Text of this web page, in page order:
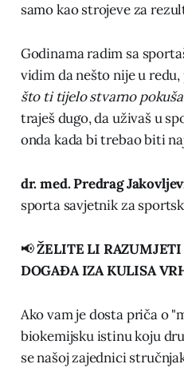
samo kao strojeve za
Godinama radim sa
vidim da nešto nije u
što ti tijelo stvarno
traješ dugo, da uživaš u
onda kada bi trebao biti
dr. med. Predrag
sporta savjetnik za
📢ŽELITE LI RAZUMJETI
DOGAĐA IZA KULISA
Ako vam je dosta priča o
biokemijsku istinu koju
se našoj zajednici